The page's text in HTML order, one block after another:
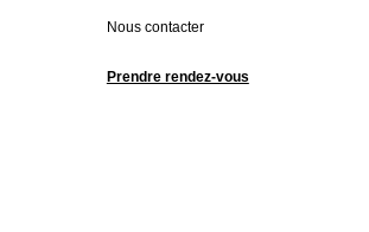
Nous contacter
Prendre rendez-vous